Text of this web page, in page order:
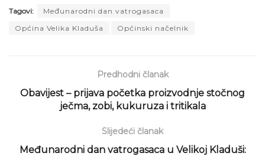
Tagovi:
Međunarodni dan vatrogasaca
Općina Velika Kladuša
Općinski načelnik
Predhodni članak
Obavijest – prijava početka proizvodnje stočnog
ječma, zobi, kukuruza i tritikala
Slijedeći članak
Međunarodni dan vatrogasaca u Velikoj Kladuši: